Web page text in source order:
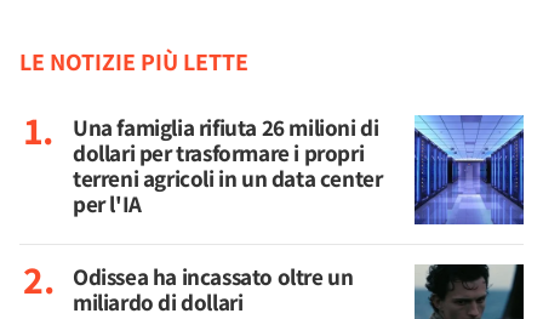
LE NOTIZIE PIÙ LETTE
Una famiglia rifiuta 26 milioni di
dollari per trasformare i propri
terreni agricoli in un data center
per l'IA
Odissea ha incassato oltre un
miliardo di dollari